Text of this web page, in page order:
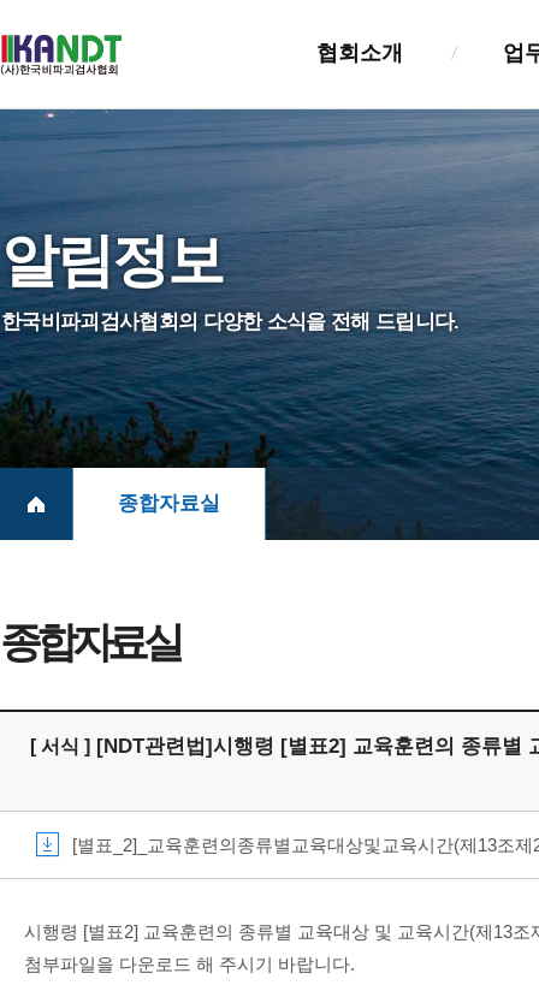
협회소개
인사말
설립목적및연혁
조직및기능
정관
NDT진흥법
회원사 및 회훈
찾아오시는길
업
검사업
검사자
정보관
실태조
알림정보
한국비파괴검사협회의 다양한 소식을 전해 드립니다.
종합자료실
종합자료실
[ 서식 ] [NDT관련법]시행령 [별표2] 교육훈련의 종류별
[별표_2]_교육훈련의종류별교육대상및교육시간(제13조
시행령 [별표2] 교육훈련의 종류별 교육대상 및 교육시간(제13조
첨부파일을 다운로드 해 주시기 바랍니다.